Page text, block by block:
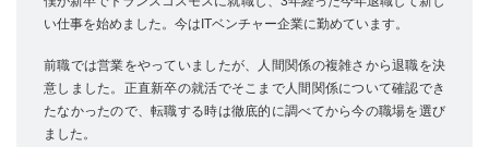
い仕事を始めました。今はITベンチャー企業に勤めています。
前職では営業をやっていましたが、人間関係の複雑さから退職を決
意しました。正直新卒の就活でそこまで人間関係について確認でき
たなかったので、転職する時は徹底的に調べてから今の職場を選び
ました。